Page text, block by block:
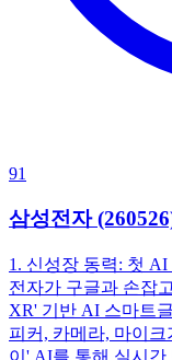
91
삼성전자
1. 신성장 동력: 첫
전자가 구글과 손잡
XR' 기반 AI 스마트
피커, 카메라, 마이
이' AI를 통해 실시간